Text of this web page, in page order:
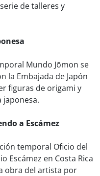
de talleres y
Mundo Jōmon se
la Embajada de Japón
figuras de origami y
japonesa.
a Escámez
temporal Oficio del
Escámez en Costa Rica
obra del artista por